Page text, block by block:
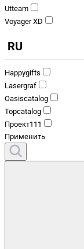
Utteam
Voyager XD
RU
Happygifts
Lasergraf
Oasiscatalog
Topcatalog
Проект111
Применить